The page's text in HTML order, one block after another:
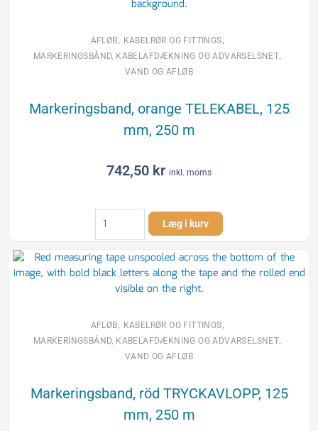
antal
AFLØB, KABELRØR OG FITTINGS,
MARKERINGSBÅND, KABELAFDÆKNING OG ADVARSELSNET,
VAND OG AFLØB
Markeringsband, orange TELEKABEL, 125
mm, 250 m
742,50 kr inkl. moms
Markeringsband,
orange
TELEKABEL,
125
mm,
antal
Læg i kurv
AFLØB, KABELRØR OG FITTINGS,
MARKERINGSBÅND, KABELAFDÆKNING OG ADVARSELSNET,
VAND OG AFLØB
Markeringsband, röd TRYCKAVLOPP, 125
mm, 250 m